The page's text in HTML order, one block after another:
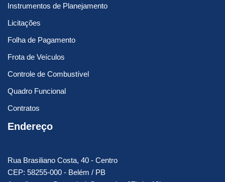
Instrumentos de Planejamento
Licitações
Folha de Pagamento
Frota de Veículos
Controle de Combustível
Quadro Funcional
Contratos
Endereço
Rua Brasiliano Costa, 40 - Centro
CEP: 58255-000 - Belém / PB